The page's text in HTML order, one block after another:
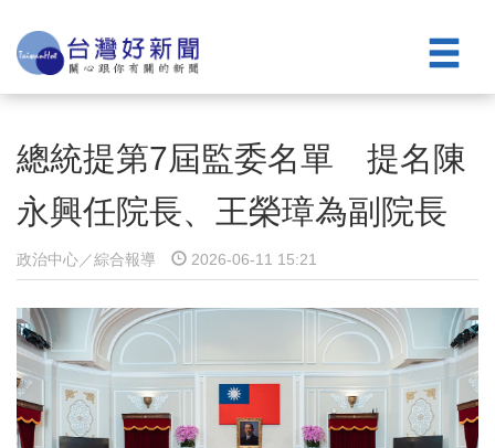
總統提第7屆監委名單 提名陳
永興任院長、王榮璋為副院長
政治中心／綜合報導 2026-06-11 15:21